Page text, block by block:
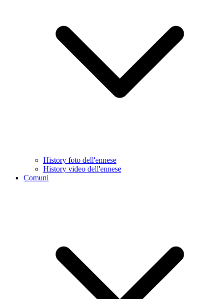
History foto dell'ennese
History video dell'ennese
Comuni